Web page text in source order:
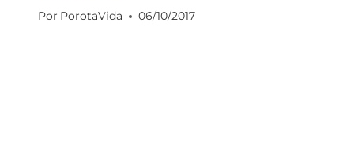
Por PorotaVida 06/10/2017